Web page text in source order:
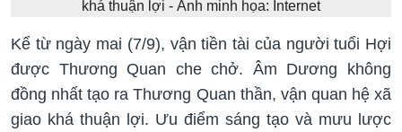
khá thuận lợi - Ảnh minh họa: Internet
Kể từ ngày mai (7/9), vận tiền tài của người tuổi Hợi
được Thương Quan che chở. Âm Dương không
đồng nhất tạo ra Thương Quan thần, vận quan hệ xã
giao khá thuận lợi. Ưu điểm sáng tạo và mưu lược